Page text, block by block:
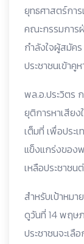
ยุทธศาสตร์กา
คณะกรรมการ
กำลังใจผู้สมัค
ประชาชนเข้าคู
พล.อ.ประวิตร
ยุติการหาเสียง
เต็มที่ เพื่อประเ
แข็งแกร่งของ
เหลือประชาชน
สำหรับเป้าหมา
ดูวันที่ 14 พฤษภ
ประชาชนจะเลื